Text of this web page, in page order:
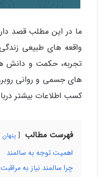
ما در این مطلب قصد
واقعه‌ های طبیعی
تجربه، حکمت و دانش
های جسمی و روانی
کسب اطلاعات بیشتر
فهرست مطالب
اهمیت توجه به سالمند
چرا سالمند نیاز به